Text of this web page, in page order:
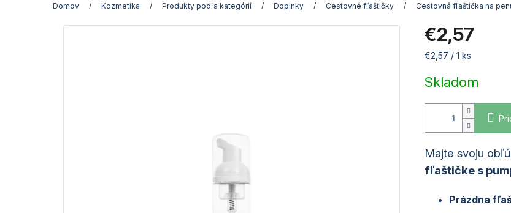
Domov / Kozmetika / Produkty podľa kategórií / Doplnky / Cestovné fľaštičky / Cestovná fľaštička na
€2,57
Jednotková
€2,57 / 1 ks
Skladom
Majte svoju
fľaštičke s
Prázdna